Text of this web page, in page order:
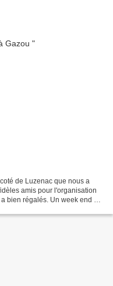
de Luzenac que nous a
amis pour l'organisation
bien régalés. Un week end de